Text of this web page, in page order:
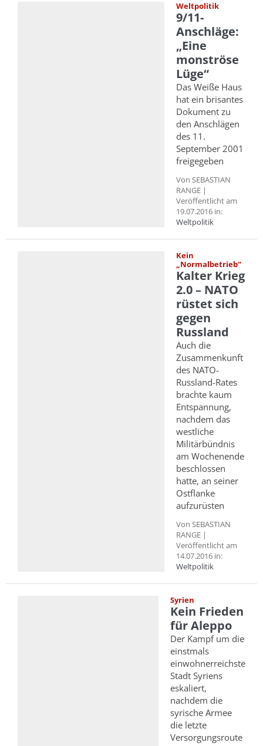
Weltpolitik
9/11-
Anschläge:
„Eine
monströse
Lüge“
Das Weiße Haus
hat ein brisantes
Dokument zu
den Anschlägen
des 11.
September 2001
freigegeben
Von SEBASTIAN
RANGE |
Veröffentlicht am
19.07.2016 in:
Weltpolitik
Kein
„Normalbetrieb“
Kalter Krieg
2.0 – NATO
rüstet sich
gegen
Russland
Auch die
Zusammenkunft
des NATO-
Russland-Rates
brachte kaum
Entspannung,
nachdem das
westliche
Militärbündnis
am Wochenende
beschlossen
hatte, an seiner
Ostflanke
aufzurüsten
Von SEBASTIAN
RANGE |
Veröffentlicht am
14.07.2016 in:
Weltpolitik
Syrien
Kein Frieden
für Aleppo
Der Kampf um die
einstmals
einwohnerreichste
Stadt Syriens
eskaliert,
nachdem die
syrische Armee
die letzte
Versorgungsroute